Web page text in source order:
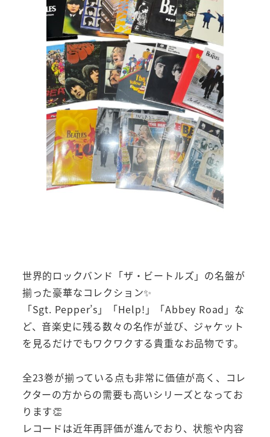
世界的ロックバンド「ザ・ビートルズ」の名盤が
揃った豪華なコレクション✨
「Sgt. Pepper’s」「Help!」「Abbey Road」な
ど、音楽史に残る数々の名作が並び、ジャケット
を見るだけでもワクワクする貴重なお品物です。
全23巻が揃っている点も非常に価値が高く、コレ
クターの方からの需要も高いシリーズとなってお
ります👏
レコードは近年再評価が進んでおり、状態や内容